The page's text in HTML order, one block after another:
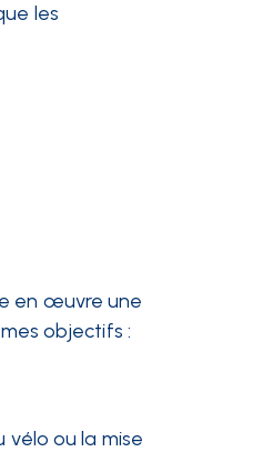
les
en œuvre une
objectifs :
ou la mise